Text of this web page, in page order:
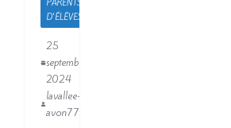
PARENTS
D'ÉLÈVES
25
septembre
2024
lavallee-
avon77